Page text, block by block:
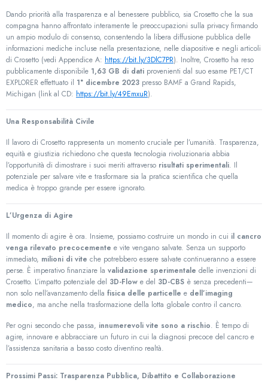
Dando priorità alla trasparenza e al benessere pubblico, sia Crosetto che la sua
compagna hanno affrontato interamente le preoccupazioni sulla privacy firmando
un ampio modulo di consenso, consentendo la libera diffusione pubblica delle
informazioni mediche incluse nella presentazione, nelle diapositive e negli articoli
di Crosetto (vedi Appendice A: https://bit.ly/3DlC7PR). Inoltre, Crosetto ha reso
pubblicamente disponibile 1,63 GB di dati provenienti dal suo esame PET/CT
EXPLORER effettuato il 1° dicembre 2023 presso BAMF a Grand Rapids,
Michigan (link al CD: https://bit.ly/49EmxuR).
Una Responsabilità Civile
Il lavoro di Crosetto rappresenta un momento cruciale per l’umanità. Trasparenza,
equità e giustizia richiedono che questa tecnologia rivoluzionaria abbia
l’opportunità di dimostrare i suoi meriti attraverso risultati sperimentali. Il
potenziale per salvare vite e trasformare sia la pratica scientifica che quella
medica è troppo grande per essere ignorato.
L’Urgenza di Agire
Il momento di agire è ora. Insieme, possiamo costruire un mondo in cui il cancro
venga rilevato precocemente e vite vengano salvate. Senza un supporto
immediato, milioni di vite che potrebbero essere salvate continueranno a essere
perse. È imperativo finanziare la validazione sperimentale delle invenzioni di
Crosetto. L’impatto potenziale del 3D-Flow e del 3D-CBS è senza precedenti—
non solo nell’avanzamento della fisica delle particelle e dell’imaging
medico, ma anche nella trasformazione della lotta globale contro il cancro.
Per ogni secondo che passa, innumerevoli vite sono a rischio. È tempo di
agire, innovare e abbracciare un futuro in cui la diagnosi precoce del cancro e
l’assistenza sanitaria a basso costo diventino realtà.
Prossimi Passi: Trasparenza Pubblica, Dibattito e Collaborazione